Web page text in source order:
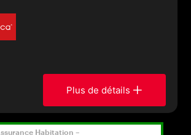
Plus de détails